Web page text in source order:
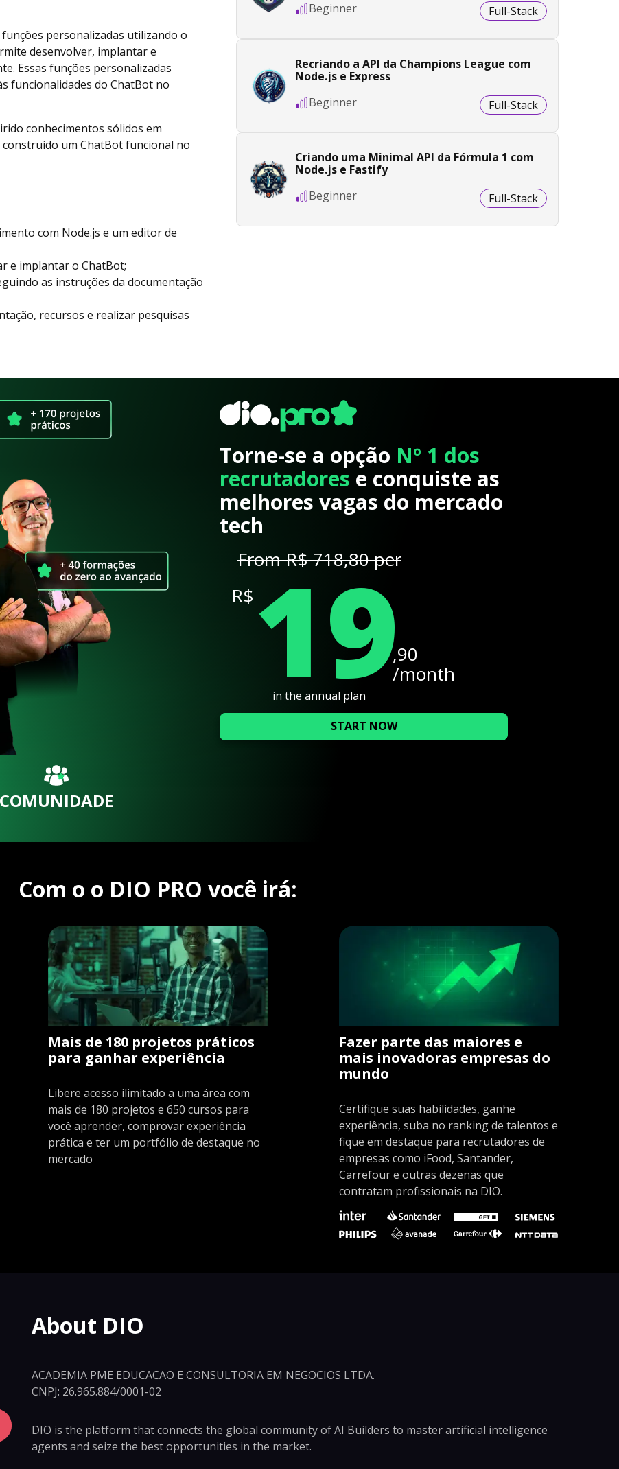
personalizadas utilizando o
desenvolver, implantar e
Essas funções personalizadas
funcionalidades do ChatBot no
conhecimentos sólidos em
um ChatBot funcional no
com Node.js e um editor de
e implantar o ChatBot;
as instruções da documentação
recursos e realizar pesquisas
Beginner
Full-Stack
Recriando a API da Champions League com
Node.js e Express
Beginner
Full-Stack
Criando uma Minimal API da Fórmula 1 com
Node.js e Fastify
Beginner
Full-Stack
COMUNIDADE
Torne-se a opção Nº 1 dos
recrutadores e conquiste as
melhores vagas do mercado
tech
From R$ 718,80 per
R$ 19,90
/month
in the annual plan
START NOW
Com o o DIO PRO você irá:
Mais de 180 projetos práticos
para ganhar experiência
Libere acesso ilimitado a uma área com
mais de 180 projetos e 650 cursos para
você aprender, comprovar experiência
prática e ter um portfólio de destaque no
mercado
Fazer parte das maiores e
mais inovadoras empresas do
mundo
Certifique suas habilidades, ganhe
experiência, suba no ranking de talentos e
fique em destaque para recrutadores de
empresas como iFood, Santander,
Carrefour e outras dezenas que
contratam profissionais na DIO.
About DIO
ACADEMIA PME EDUCACAO E CONSULTORIA EM NEGOCIOS LTDA.
CNPJ: 26.965.884/0001-02
DIO is the platform that connects the global community of AI Builders to master artificial intelligence
agents and seize the best opportunities in the market.